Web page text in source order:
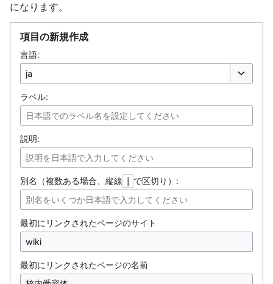
になります。
項目の新規作成
言語:
ラベル:
説明:
別名（複数ある場合、縦線 で区切り）:
最初にリンクされたページのサイト
最初にリンクされたページの名前